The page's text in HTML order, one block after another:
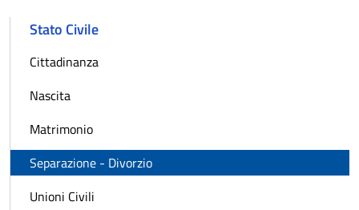
Stato Civile
Cittadinanza
Nascita
Matrimonio
Separazione - Divorzio
Unioni Civili